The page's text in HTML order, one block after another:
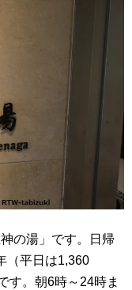
の湯」です。日帰
（平日は1,360
す。朝6時～24時ま